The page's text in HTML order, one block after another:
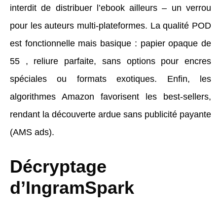
interdit de distribuer l’ebook ailleurs – un verrou
pour les auteurs multi-plateformes. La qualité POD
est fonctionnelle mais basique : papier opaque de
55 , reliure parfaite, sans options pour encres
spéciales ou formats exotiques. Enfin, les
algorithmes Amazon favorisent les best-sellers,
rendant la découverte ardue sans publicité payante
(AMS ads).
Décryptage
d’IngramSpark